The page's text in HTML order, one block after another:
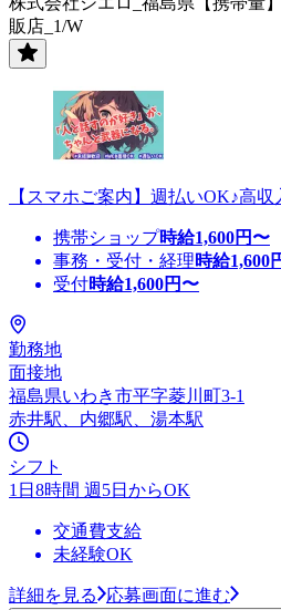
販店_1/W
【スマホご案内】週払いOK♪高収
携帯ショップ時給1,600円〜
事務・受付・経理時給1,600
受付時給1,600円〜
勤務地
面接地
福島県いわき市平字菱川町3-1
赤井駅、内郷駅、湯本駅
シフト
1日8時間 週5日からOK
交通費支給
未経験OK
詳細を見る 応募画面に進む